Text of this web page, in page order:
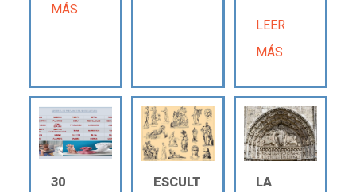
MÁS
LEER
MÁS
30
ESCULT
LA